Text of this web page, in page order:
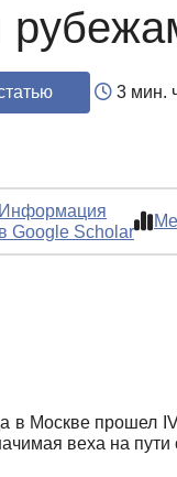
3 мин.
Информация
в Google Scholar
в Москве прошел
веха на